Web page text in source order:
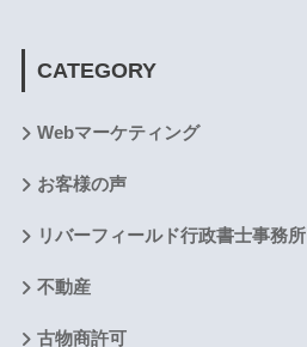
CATEGORY
Webマーケティング
お客様の声
リバーフィールド行政書士事務所
不動産
古物商許可